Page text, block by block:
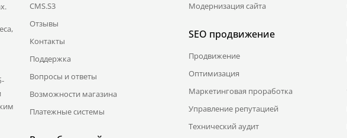
CMS.S3
Отзывы
Контакты
Поддержка
Вопросы и ответы
Возможности магазина
Платежные системы
Модернизация сайта
SEO продвижение
Продвижение
Оптимизация
Маркетинговая проработка
Управление репутацией
Технический аудит